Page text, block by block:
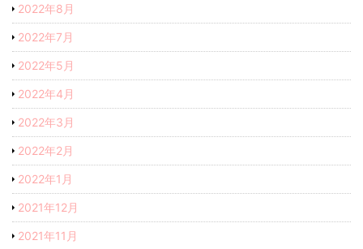
2022年8月
2022年7月
2022年5月
2022年4月
2022年3月
2022年2月
2022年1月
2021年12月
2021年11月